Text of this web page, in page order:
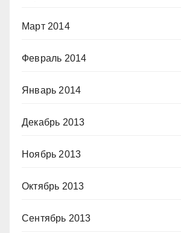
Март 2014
Февраль 2014
Январь 2014
Декабрь 2013
Ноябрь 2013
Октябрь 2013
Сентябрь 2013